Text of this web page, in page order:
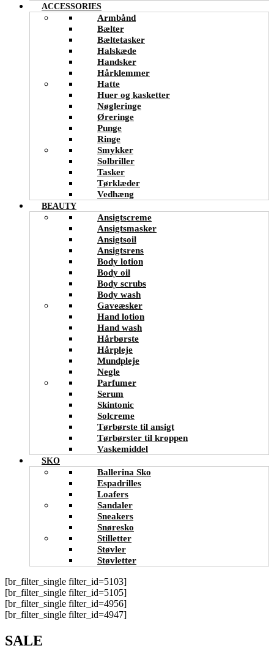
ACCESSORIES
Armbånd
Bælter
Bæltetasker
Halskæde
Handsker
Hårklemmer
Hatte
Huer og kasketter
Nøgleringe
Øreringe
Punge
Ringe
Smykker
Solbriller
Tasker
Tørklæder
Vedhæng
BEAUTY
Ansigtscreme
Ansigtsmasker
Ansigtsoil
Ansigtsrens
Body lotion
Body oil
Body scrubs
Body wash
Gaveæsker
Hand lotion
Hand wash
Hårbørste
Hårpleje
Mundpleje
Negle
Parfumer
Serum
Skintonic
Solcreme
Tørbørste til ansigt
Tørbørster til kroppen
Vaskemiddel
SKO
Ballerina Sko
Espadrilles
Loafers
Sandaler
Sneakers
Snøresko
Stilletter
Støvler
Støvletter
[br_filter_single filter_id=5103]
[br_filter_single filter_id=5105]
[br_filter_single filter_id=4956]
[br_filter_single filter_id=4947]
SALE